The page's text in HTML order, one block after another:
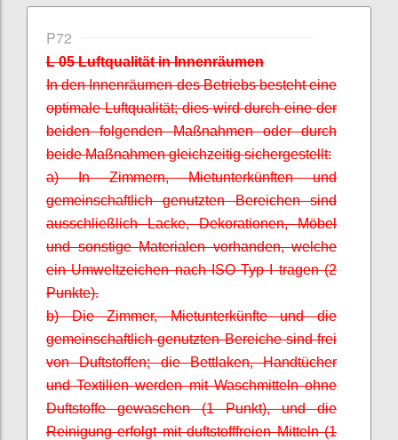
P72
L 05 Luftqualität in Innenräumen
In den Innenräumen des Betriebs besteht eine
optimale Luftqualität; dies wird durch eine der
beiden folgenden Maßnahmen oder durch
beide Maßnahmen gleichzeitig sichergestellt:
a) In Zimmern, Mietunterkünften und
gemeinschaftlich genutzten Bereichen sind
ausschließlich Lacke, Dekorationen, Möbel
und sonstige Materialen vorhanden, welche
ein Umweltzeichen nach ISO Typ I tragen (2
Punkte).
b) Die Zimmer, Mietunterkünfte und die
gemeinschaftlich genutzten Bereiche sind frei
von Duftstoffen; die Bettlaken, Handtücher
und Textilien werden mit Waschmitteln ohne
Duftstoffe gewaschen (1 Punkt), und die
Reinigung erfolgt mit duftstofffreien Mitteln (1